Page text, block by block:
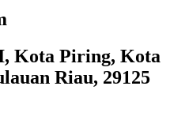
Kota Piring, Kota
Riau, 29125